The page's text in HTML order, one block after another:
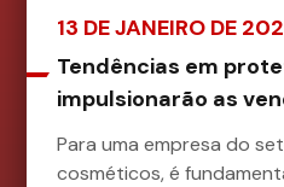
13 DE JANEIRO DE
Tendências em
impulsionarão as
Para uma empresa do
cosméticos, é